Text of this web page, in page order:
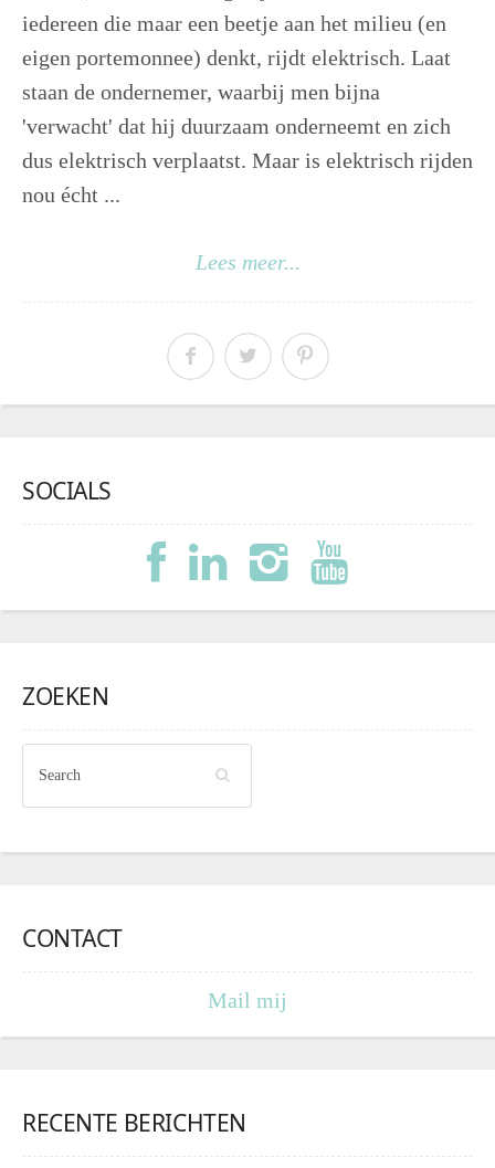
iedereen die maar een beetje aan het milieu (en
eigen portemonnee) denkt, rijdt elektrisch. Laat
staan de ondernemer, waarbij men bijna
'verwacht' dat hij duurzaam onderneemt en zich
dus elektrisch verplaatst. Maar is elektrisch rijden
nou écht ...
Lees meer...
SOCIALS
ZOEKEN
CONTACT
Mail mij
RECENTE BERICHTEN